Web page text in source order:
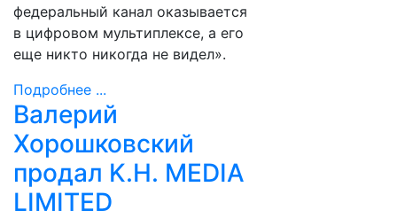
федеральный канал оказывается
в цифровом мультиплексе, а его
еще никто никогда не видел».
Подробнее ...
Валерий
Хорошковский
продал K.H. MEDIA
LIMITED